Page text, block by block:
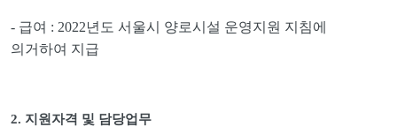
- 급여 : 2022년도 서울시 양로시설 운영지원 지침에
의거하여 지급
2. 지원자격 및 담당업무